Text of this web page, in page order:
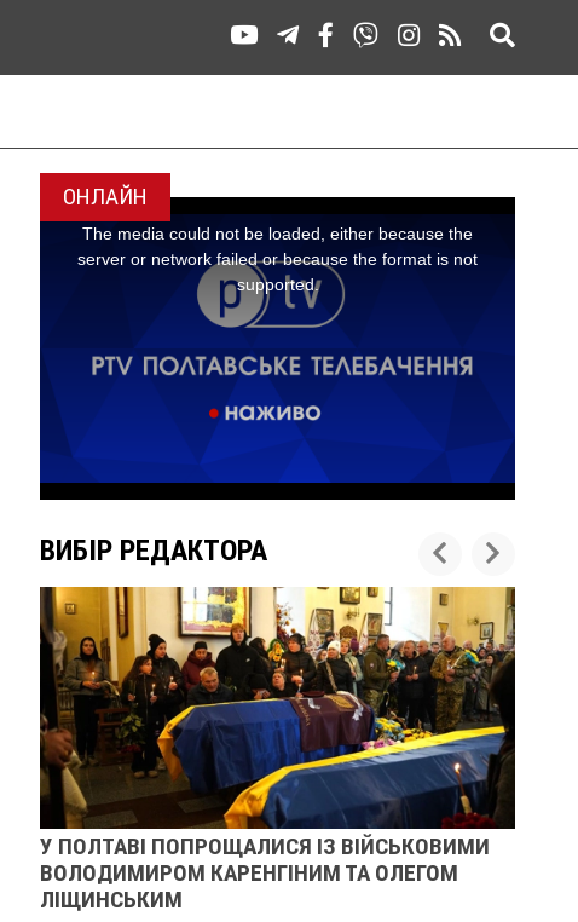
ОНЛАЙН
ВИБІР РЕДАКТОРА
У ПОЛТАВІ ПОПРОЩАЛИСЯ ІЗ ВІЙСЬКОВИМИ
ВОЛОДИМИРОМ КАРЕНГІНИМ ТА ОЛЕГОМ
ЛІЩИНСЬКИМ